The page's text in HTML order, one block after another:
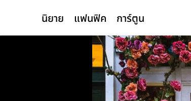
นิยาย แฟนฟิค การ์ตูน